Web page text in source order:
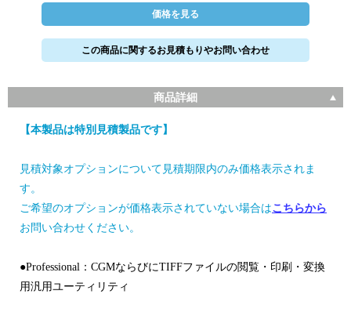
価格を見る
この商品に関するお見積もりやお問い合わせ
商品詳細
【本製品は特別見積製品です】
見積対象オプションについて見積期限内のみ価格表示されま
す。
ご希望のオプションが価格表示されていない場合はこちらから
お問い合わせください。
●Professional：CGMならびにTIFFファイルの閲覧・印刷・変換
用汎用ユーティリティ